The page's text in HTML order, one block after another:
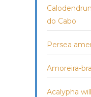
do Cabo
Persea
Amoreira-
Acalypha